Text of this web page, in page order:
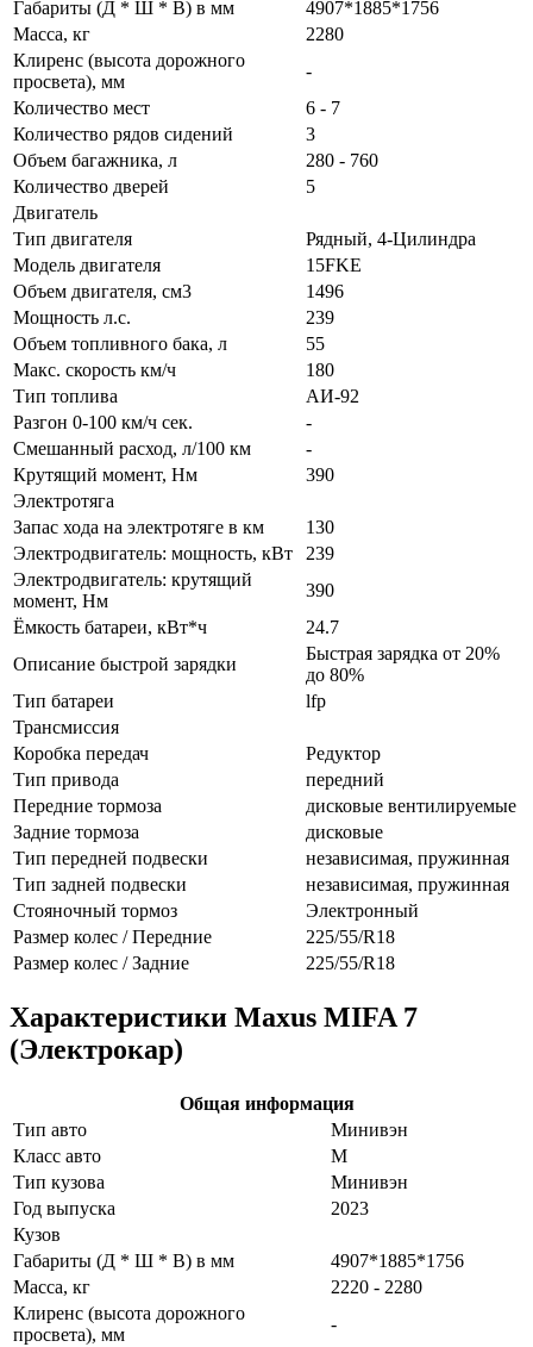
Габариты (Д * Ш * В) в мм
4907*1885*1756
Масса, кг
2280
Клиренс (высота дорожного
просвета), мм
-
Количество мест
6 - 7
Количество рядов сидений
3
Объем багажника, л
280 - 760
Количество дверей
5
Двигатель
Тип двигателя
Рядный, 4-Цилиндра
Модель двигателя
15FKE
Объем двигателя, см3
1496
Мощность л.с.
239
Объем топливного бака, л
55
Макс. скорость км/ч
180
Тип топлива
АИ-92
Разгон 0-100 км/ч сек.
-
Смешанный расход, л/100 км
-
Крутящий момент, Нм
390
Электротяга
Запас хода на электротяге в км
130
Электродвигатель: мощность, кВт
239
Электродвигатель: крутящий
момент, Нм
390
Ёмкость батареи, кВт*ч
24.7
Описание быстрой зарядки
Быстрая зарядка от 20%
до 80%
Тип батареи
lfp
Трансмиссия
Коробка передач
Редуктор
Тип привода
передний
Передние тормоза
дисковые вентилируемые
Задние тормоза
дисковые
Тип передней подвески
независимая, пружинная
Тип задней подвески
независимая, пружинная
Стояночный тормоз
Электронный
Размер колес / Передние
225/55/R18
Размер колес / Задние
225/55/R18
Характеристики Maxus MIFA 7
(Электрокар)
Общая информация
Тип авто
Минивэн
Класс авто
M
Тип кузова
Минивэн
Год выпуска
2023
Кузов
Габариты (Д * Ш * В) в мм
4907*1885*1756
Масса, кг
2220 - 2280
Клиренс (высота дорожного
просвета), мм
-